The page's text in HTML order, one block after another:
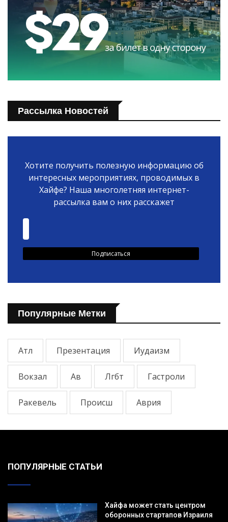
Рассылка Новостей
Хотите получить полезную информацию об
интересных мероприятиях, проводимых в
Хайфе? Наша многолетняя интернет-
рассылка вам о них расскажет
Популярные Метки
Атл Презентация Иудаизм
Вокзал Ав Лгбт Гастроли
Ракевель Происш Аврия
ПОПУЛЯРНЫЕ СТАТЬИ
Хайфа может стать центром
оборонных стартапов Израиля